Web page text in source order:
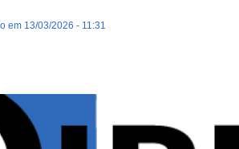
em 13/03/2026 - 11:31